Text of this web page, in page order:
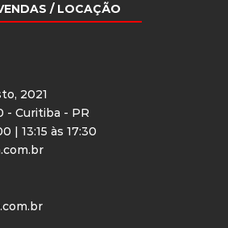
/ LOCAÇÃO
2021
- Curitiba - PR
| 13:15 às 17:30